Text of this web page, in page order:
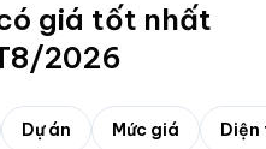
giá tốt nhất
2026
Dự án Mức giá